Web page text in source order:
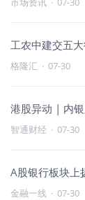
工农中建交五
格隆汇 · 07-30
港股异动 | 内
智通财经 · 07-30
A股银行板块上
金融一线 · 07-30